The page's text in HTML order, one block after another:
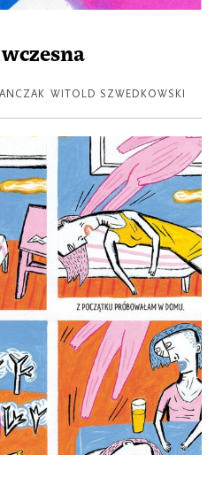
WITOLD SZWEDKOWSKI